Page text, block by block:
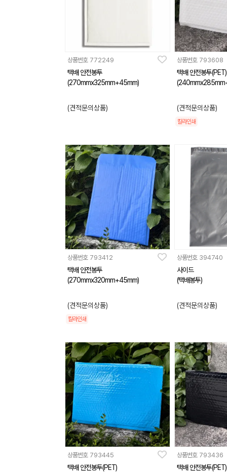
상품번호 772249
택배 안전봉투
(270mmx325mm+45mm)
(견적문의상품)
상품번호 793608
택배 안전봉투(PET)
(견적문의상품)
칼라인쇄
상품번호 793412
택배 안전봉투
(270mmx320mm+45mm)
(견적문의상품)
칼라인쇄
상품번호 394740
사이드
(택배봉투)
(견적문의상품)
상품번호 793445
택배 안전봉투(PET)
상품번호 793436
택배 안전봉투(PET)